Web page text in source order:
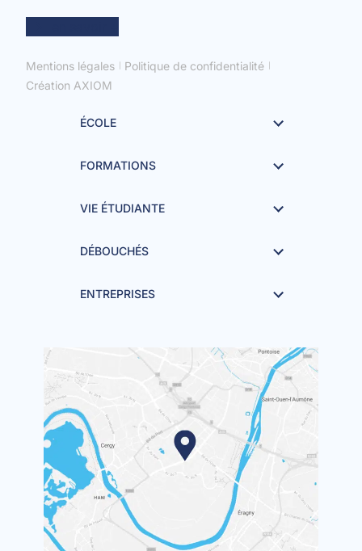
Mentions légales
Politique de confidentialité
Création AXIOM
ÉCOLE
FORMATIONS
VIE ÉTUDIANTE
DÉBOUCHÉS
ENTREPRISES